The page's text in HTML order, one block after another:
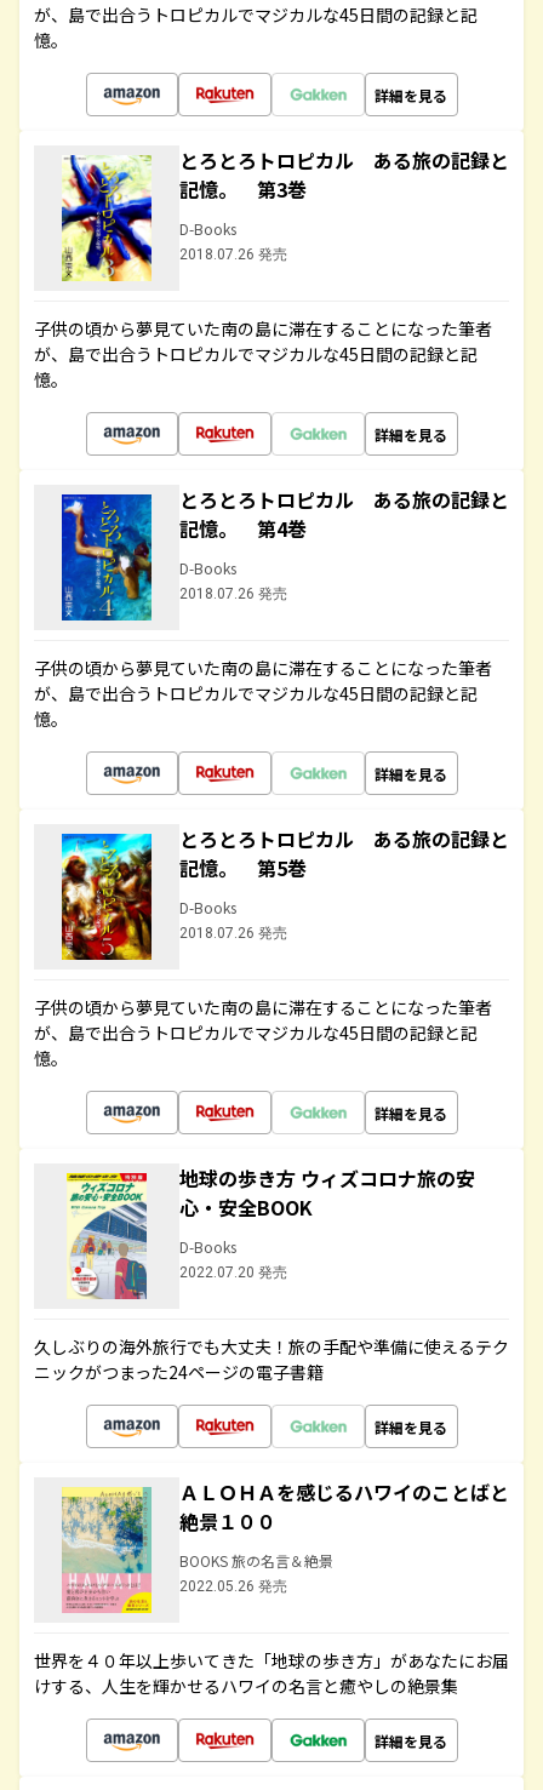
が、島で出合うトロピカルでマジカルな45日間の記録と記
憶。
詳細を見る
とろとろトロピカル ある旅の記録と
記憶。 第3巻
D-Books
2018.07.26 発売
子供の頃から夢見ていた南の島に滞在することになった筆者
が、島で出合うトロピカルでマジカルな45日間の記録と記
憶。
詳細を見る
とろとろトロピカル ある旅の記録と
記憶。 第4巻
D-Books
2018.07.26 発売
子供の頃から夢見ていた南の島に滞在することになった筆者
が、島で出合うトロピカルでマジカルな45日間の記録と記
憶。
詳細を見る
とろとろトロピカル ある旅の記録と
記憶。 第5巻
D-Books
2018.07.26 発売
子供の頃から夢見ていた南の島に滞在することになった筆者
が、島で出合うトロピカルでマジカルな45日間の記録と記
憶。
詳細を見る
地球の歩き方 ウィズコロナ旅の安
心・安全BOOK
D-Books
2022.07.20 発売
久しぶりの海外旅行でも大丈夫！旅の手配や準備に使えるテク
ニックがつまった24ページの電子書籍
詳細を見る
ＡＬＯＨＡを感じるハワイのことばと
絶景１００
BOOKS 旅の名言＆絶景
2022.05.26 発売
世界を４０年以上歩いてきた「地球の歩き方」があなたにお届
けする、人生を輝かせるハワイの名言と癒やしの絶景集
詳細を見る